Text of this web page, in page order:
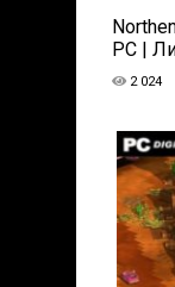
PC |
2 024